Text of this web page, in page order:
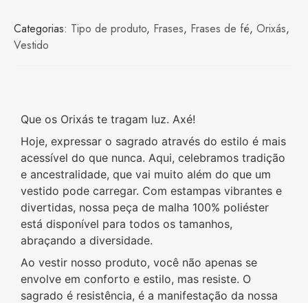
Categorias: Tipo de produto, Frases, Frases de fé, Orixás,
Vestido
Que os Orixás te tragam luz. Axé!
Hoje, expressar o sagrado através do estilo é mais
acessível do que nunca. Aqui, celebramos tradição
e ancestralidade, que vai muito além do que um
vestido pode carregar. Com estampas vibrantes e
divertidas, nossa peça de malha 100% poliéster
está disponível para todos os tamanhos,
abraçando a diversidade.
Ao vestir nosso produto, você não apenas se
envolve em conforto e estilo, mas resiste. O
sagrado é resistência, é a manifestação da nossa